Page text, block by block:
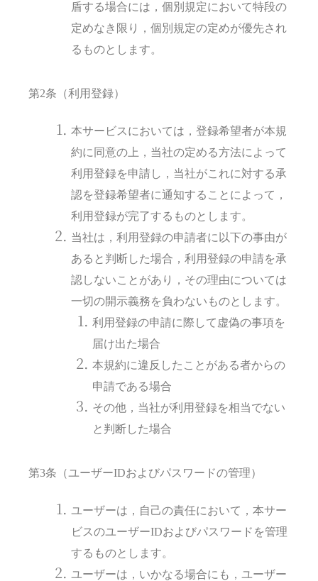
盾する場合には，個別規定において特段の
定めなき限り，個別規定の定めが優先され
るものとします。
第2条（利用登録）
本サービスにおいては，登録希望者が本規
約に同意の上，当社の定める方法によって
利用登録を申請し，当社がこれに対する承
認を登録希望者に通知することによって，
利用登録が完了するものとします。
当社は，利用登録の申請者に以下の事由が
あると判断した場合，利用登録の申請を承
認しないことがあり，その理由については
一切の開示義務を負わないものとします。
利用登録の申請に際して虚偽の事項を
届け出た場合
本規約に違反したことがある者からの
申請である場合
その他，当社が利用登録を相当でない
と判断した場合
第3条（ユーザーIDおよびパスワードの管理）
ユーザーは，自己の責任において，本サー
ビスのユーザーIDおよびパスワードを管理
するものとします。
ユーザーは，いかなる場合にも，ユーザー